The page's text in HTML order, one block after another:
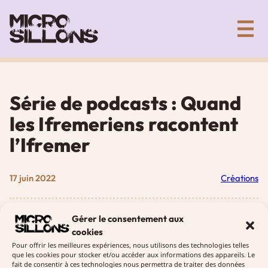
Gérer le consentement aux
cookies
Pour offrir les meilleures expériences, nous utilisons des technologies telles
que les cookies pour stocker et/ou accéder aux informations des appareils. Le
fait de consentir à ces technologies nous permettra de traiter des données
au
contenu
Collectif artistique de création sonore
Série de podcasts : Quand
les Ifremeriens racontent
l’Ifremer
17 juin 2022 Créations
Entre juillet 2020 et septembre 2021, près d’une
trentaine de salariés, stagiaires et retraités de
l’Ifremer ainsi que deux salariés Genavir ont été
interviewés, au-delà de l’Atlantique et en hexagone,